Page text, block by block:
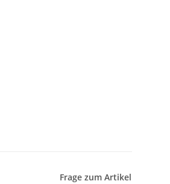
Frage zum Artikel